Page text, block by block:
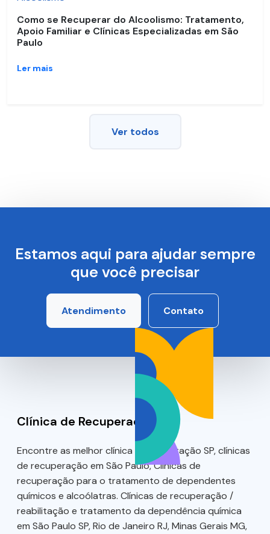
Como se Recuperar do Alcoolismo: Tratamento,
Apoio Familiar e Clínicas Especializadas em São
Paulo
Ler mais
Ver todos
Estamos aqui para ajudar sempre
que você precisar
Atendimento Contato
Clínica de Recuperação SP
Encontre as melhor clínica de reabilitação SP, clínicas
de recuperação em São Paulo, Clínicas de
recuperação para o tratamento de dependentes
químicos e alcoólatras. Clínicas de recuperação /
reabilitação e tratamento da dependência química
em São Paulo SP, Rio de Janeiro RJ, Minas Gerais MG,